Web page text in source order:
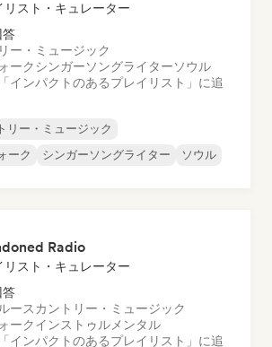
リスト・キュレーター
答
ー・ミュージック
ークシンガーソングライターソウル
インパクトのあるプレイリスト」に追
リー・ミュージック
ーク
シンガーソングライター ソウル
Radio
リスト・キュレーター
答
ース カントリー・ミュージック
ークインストゥルメンタル
インパクトのあるプレイリスト」に追